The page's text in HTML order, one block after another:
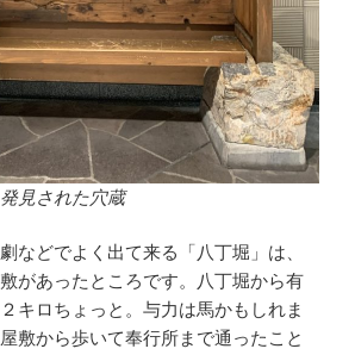
見された穴蔵
などでよく出て来る「八丁堀」は、
があったところです。八丁堀から有
キロちょっと。与力は馬かもしれま
敷から歩いて奉行所まで通ったこと